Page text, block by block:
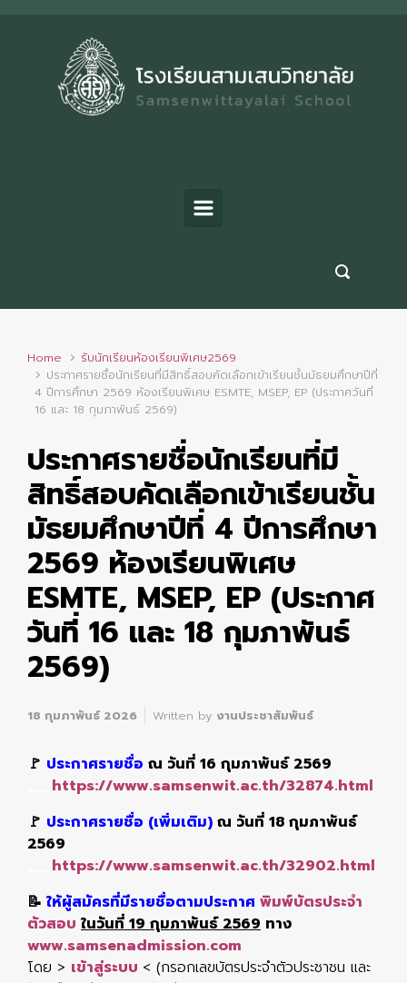
Home
รับนักเรียนห้องเรียนพิเศษ2569
ประกาศรายชื่อนักเรียนที่มีสิทธิ์สอบคัดเลือกเข้าเรียนชั้นมัธยมศึกษาปีที่
4 ปีการศึกษา 2569 ห้องเรียนพิเศษ ESMTE, MSEP, EP (ประกาศวันที่
16 และ 18 กุมภาพันธ์ 2569)
ประกาศรายชื่อนักเรียนที่มี
สิทธิ์สอบคัดเลือกเข้าเรียนชั้น
มัธยมศึกษาปีที่ 4 ปีการศึกษา
2569 ห้องเรียนพิเศษ
ESMTE, MSEP, EP (ประกาศ
วันที่ 16 และ 18 กุมภาพันธ์
2569)
18 กุมภาพันธ์ 2026 Written by งานประชาสัมพันธ์
🚩 ประกาศรายชื่อ ณ วันที่ 16 กุมภาพันธ์ 2569
https://www.samsenwit.ac.th/32874.html
🚩 ประกาศรายชื่อ (เพิ่มเติม) ณ วันที่ 18 กุมภาพันธ์
2569
https://www.samsenwit.ac.th/32902.html
📝 ให้ผู้สมัครที่มีรายชื่อตามประกาศ พิมพ์บัตรประจำ
ตัวสอบ ในวันที่ 19 กุมภาพันธ์ 2569 ทาง
www.samsenadmission.com
โดย > เข้าสู่ระบบ < (กรอกเลขบัตรประจำตัวประชาชน และ